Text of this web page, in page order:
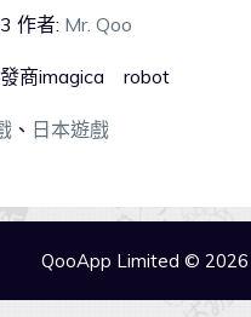
作者: Mr. Qoo
發商imagica robot
、 日本遊戲
QooApp Limited © 2026